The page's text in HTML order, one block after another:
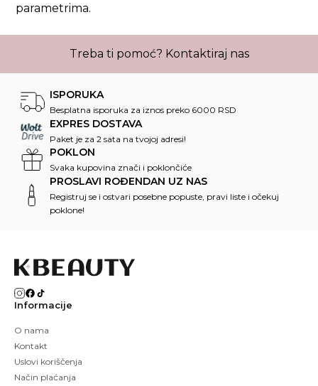
parametrima.
Treba ti pomoć? Kontaktiraj nas
ISPORUKA
Besplatna isporuka za iznos preko 6000 RSD
EXPRES DOSTAVA
Paket je za 2 sata na tvojoj adresi!
POKLON
Svaka kupovina znači i poklončiće
PROSLAVI ROĐENDAN UZ NAS
Registruj se i ostvari posebne popuste, pravi liste i očekuj
poklone!
Informacije
O nama
Kontakt
Uslovi koriščenja
Način plaćanja